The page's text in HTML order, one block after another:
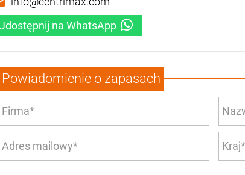
na WhatsApp
Powiadomienie o zapasach